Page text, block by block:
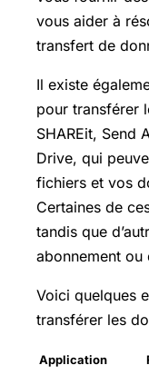
vous aider à
transfert de
Il existe
pour transférer
SHAREit, Send
Drive, qui
fichiers et vos
Certaines de
tandis que
abonnement ou
Voici quelques
transférer les
Application